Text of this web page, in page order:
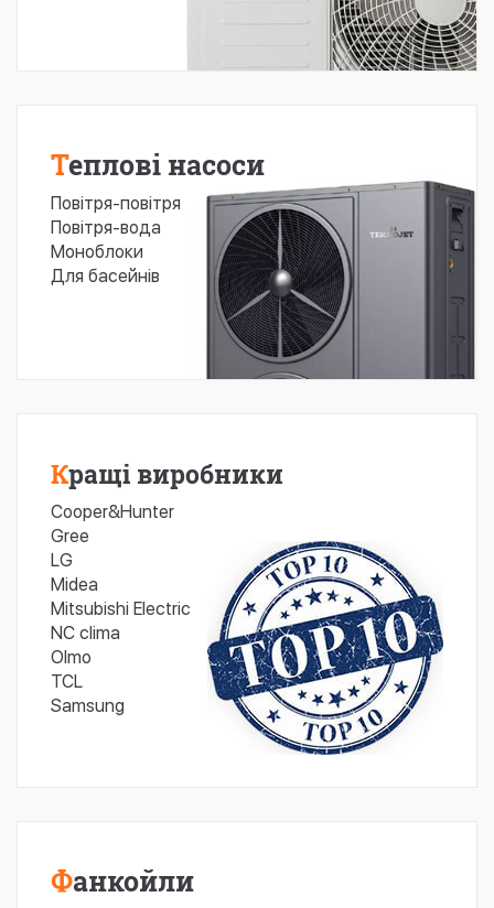
Теплові насоси
Повітря-повітря
Повітря-вода
Моноблоки
Для басейнів
Кращі виробники
Cooper&Hunter
Gree
LG
Midea
Mitsubishi Electric
NC clima
Olmo
TCL
Samsung
Фанкойли